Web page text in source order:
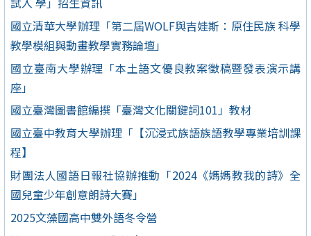
國立清華大學辦理「第二屆WOLF與吉娃斯：原住民族 科學
教學模組與動畫教學實務論壇」
國立臺南大學辦理「本土語文優良教案徵稿暨發表演示講
座」
國立臺灣圖書館編撰「臺灣文化關鍵詞101」教材
國立臺中教育大學辦理「【沉浸式族語族語教學專業培訓課
程】
財團法人國語日報社協辦推動「2024《媽媽教我的詩》全
國兒童少年創意朗詩大賽」
2025文藻國高中雙外語冬令營